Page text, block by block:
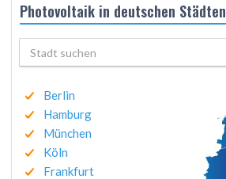
Photovoltaik in deutschen Städten
Berlin
Hamburg
München
Köln
Frankfurt